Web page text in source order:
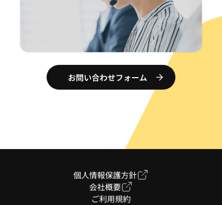
お問い合わせフォーム
個人情報保護方針
会社概要
ご利用規約